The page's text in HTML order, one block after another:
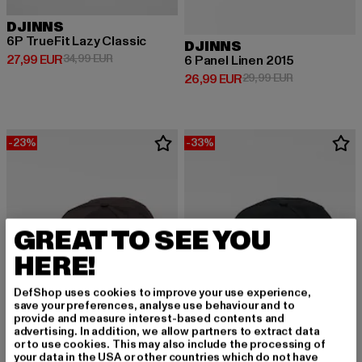
DJINNS
6P TrueFit Lazy Classic
27,99 EUR
Derzeitiger Preis: 27,99 EUR
34,99 EURAktionspreis: 34,99 EUR
DJINNS
6 Panel Linen 2015
26,99 EUR
Derzeitiger Preis: 26,99 EUR
29,99 EURAktionspreis:
-23% -33%
GREAT TO SEE YOU
HERE!
DefShop uses cookies to improve your use experience,
save your preferences, analyse use behaviour and to
provide and measure interest-based contents and
advertising. In addition, we allow partners to extract data
or to use cookies. This may also include the processing of
your data in the USA or other countries which do not have